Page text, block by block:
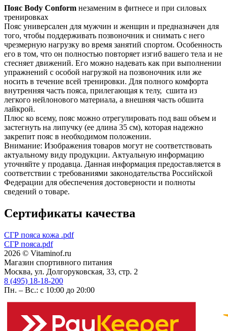
Пояс Body Conform незаменим в фитнесе и при силовых
тренировках
Пояс универсален для мужчин и женщин и предназначен для
того, чтобы поддерживать позвоночник и снимать с него
чрезмерную нагрузку во время занятий спортом. Особенность
его в том, что он полностью повторяет изгиб вашего тела и не
стесняет движений. Его можно надевать как при выполнении
упражнений с особой нагрузкой на позвоночник или же
носить в течение всей тренировки. Для полного комфорта
внутренняя часть пояса, прилегающая к телу, сшита из
легкого нейлонового материала, а внешняя часть обшита
лайкрой.
Плюс ко всему, пояс можно отрегулировать под ваш объем и
застегнуть на липучку (ее длина 35 см), которая надежно
закрепит пояс в необходимом положении.
Внимание: Изображения товаров могут не соответствовать
актуальному виду продукции. Актуальную информацию
уточняйте у продавца. Данная информация предоставляется в
соответствии с требованиями законодательства Российской
Федерации для обеспечения достоверности и полноты
сведений о товаре.
Сертификаты качества
СГР пояса кожа .pdf
СГР пояса.pdf
2026 © Vitaminof.ru
Магазин спортивного питания
Москва, ул. Долгоруковская, 33, стр. 2
8 (495) 18-18-200
Пн. – Вс.: с 10:00 до 20:00